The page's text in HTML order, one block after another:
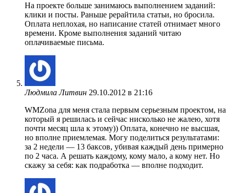
На проекте больше занимаюсь выполнением заданий:
клики и посты. Раньше рерайтила статьи, но бросила.
Оплата неплохая, но написание статей отнимает много
времени. Кроме выполнения заданий читаю
оплачиваемые письма.
Людмила Литвин 29.10.2012 в 21:16
WMZona для меня стала первым серьезным проектом, на
который я решилась и сейчас нисколько не жалею, хотя
почти месяц шла к этому)) Оплата, конечно не высшая,
но вполне приемлемая. Могу поделиться результатами:
за 2 недели — 13 баксов, убивая каждый день примерно
по 2 часа. А решать каждому, кому мало, а кому нет. Но
скажу за себя: как подработка — вполне подходит.